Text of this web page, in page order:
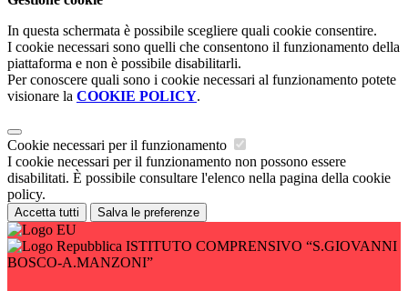
In questa schermata è possibile scegliere quali cookie consentire.
I cookie necessari sono quelli che consentono il funzionamento della
piattaforma e non è possibile disabilitarli.
Per conoscere quali sono i cookie necessari al funzionamento potete
visionare la COOKIE POLICY.
Cookie necessari per il funzionamento
I cookie necessari per il funzionamento non possono essere
disabilitati. È possibile consultare l'elenco nella pagina della cookie
policy.
Accetta tutti Salva le preferenze
ISTITUTO COMPRENSIVO “S.GIOVANNI
BOSCO-A.MANZONI”